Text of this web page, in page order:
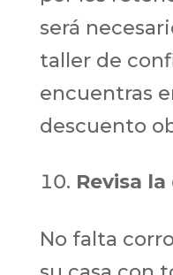
será
taller de
encuentras
descuento
Revisa
No falta